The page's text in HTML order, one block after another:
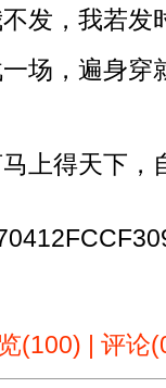
发，我若发
场，遍身穿
上得天下，
(100) | 评论